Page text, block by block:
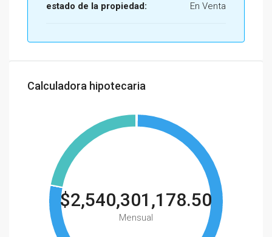
estado de la propiedad: En Venta
Calculadora hipotecaria
$2,540,301,178.50
Mensual